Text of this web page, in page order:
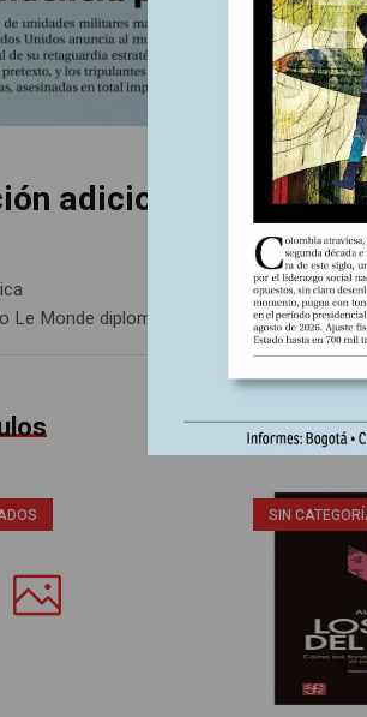
adicional
Le Monde diplomatique, edición Colombia
SIN